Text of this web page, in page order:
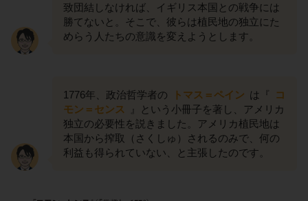
致団結しなければ、イギリス本国との戦争には
勝てないと。そこで、彼らは植民地の独立にた
めらう人たちの意識を変えようとします。
1776年、政治哲学者の トマス＝ペイン は『
コ
モン＝センス
』という小冊子を著し、アメリカ
独立の必要性を説きました。アメリカ植民地は
本国から搾取（さくしゅ）されるのみで、何の
利益も得られていない、と主張したのです。